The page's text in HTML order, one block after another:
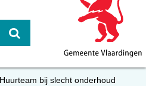
Huurteam bij slecht onderhoud